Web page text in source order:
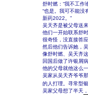
舒时燃：“我不工作
“也是。我可不能没
新药2022。”
吴天齐是被父母送
他们一开始联系舒
很奇怪，没直接答
然后他们告诉她，
像舒时燃、吴天齐
回国后做了许银屑
他的父母就他这么
吴家从吴天齐爷爷
的人打理。寻常型
吴家父母想了半天